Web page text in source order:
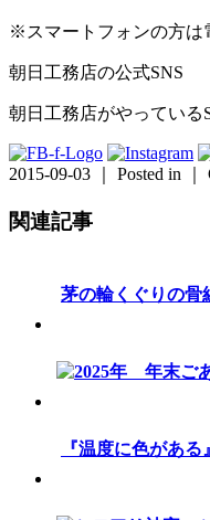
※スマートフォンの方は
朝日工務店の公式SNS
朝日工務店がやっている
2015-09-03 ｜ Posted in ｜
関連記事
茅の輪くぐりの骨
『温度に色がある』